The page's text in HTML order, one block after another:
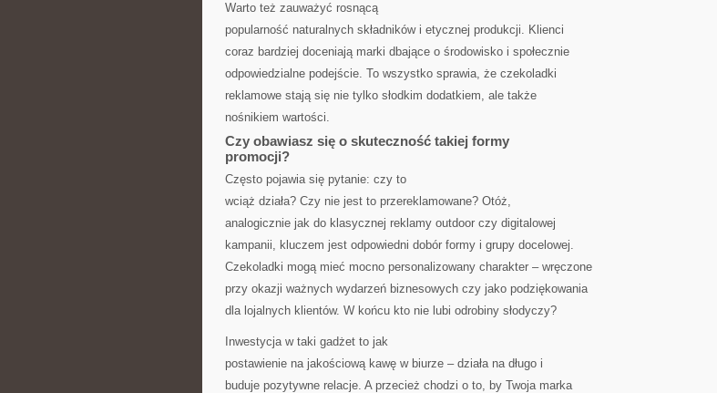
Warto też zauważyć rosnącą
popularność naturalnych składników i etycznej produkcji. Klienci
coraz bardziej doceniają marki dbające o środowisko i społecznie
odpowiedzialne podejście. To wszystko sprawia, że czekoladki
reklamowe stają się nie tylko słodkim dodatkiem, ale także
nośnikiem wartości.
Czy obawiasz się o skuteczność takiej formy
promocji?
Często pojawia się pytanie: czy to
wciąż działa? Czy nie jest to przereklamowane? Otóż,
analogicznie jak do klasycznej reklamy outdoor czy digitalowej
kampanii, kluczem jest odpowiedni dobór formy i grupy docelowej.
Czekoladki mogą mieć mocno personalizowany charakter – wręczone
przy okazji ważnych wydarzeń biznesowych czy jako podziękowania
dla lojalnych klientów. W końcu kto nie lubi odrobiny słodyczy?
Inwestycja w taki gadżet to jak
postawienie na jakościową kawę w biurze – działa na długo i
buduje pozytywne relacje. A przecież chodzi o to, by Twoja marka